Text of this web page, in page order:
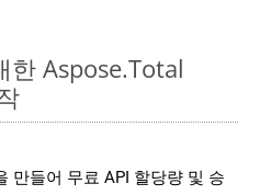
한 Aspose.Total
만들어 무료 API 할당량 및 승